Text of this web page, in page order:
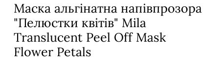
Маска альгінатна напівпрозора
"Пелюстки квітів" Mila
Translucent Peel Off Mask
Flower Petals